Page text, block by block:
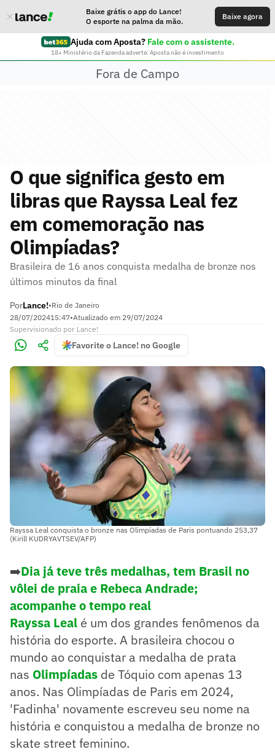
Baixe grátis o app do Lance!
O esporte na palma da mão.
Baixe agora
Ajuda com Aposta? Fale com o assistente.
18+ Ministério da Fazenda adverte: Aposta não é investimento
Fora de Campo
O que significa gesto em
libras que Rayssa Leal fez
em comemoração nas
Olimpíadas?
Brasileira de 16 anos conquista medalha de bronze nos
últimos minutos da final
PorLance!•Rio de Janeiro
28/07/202415:47•Atualizado em 29/07/2024
Supervisionado por Lance!
Favorite o Lance! no Google
Rayssa Leal conquista o bronze nas Olimpíadas de Paris pontuando 253,37
(Kirill KUDRYAVTSEV/AFP)
➡️Dia já teve três medalhas, tem Brasil no
vôlei de praia e Rebeca Andrade;
acompanhe o tempo real
Rayssa Leal é um dos grandes fenômenos da
história do esporte. A brasileira chocou o
mundo ao conquistar a medalha de prata
nas Olimpíadas de Tóquio com apenas 13
anos. Nas Olimpíadas de Paris em 2024,
'Fadinha' novamente escreveu seu nome na
história e conquistou a medalha de bronze no
skate street feminino.